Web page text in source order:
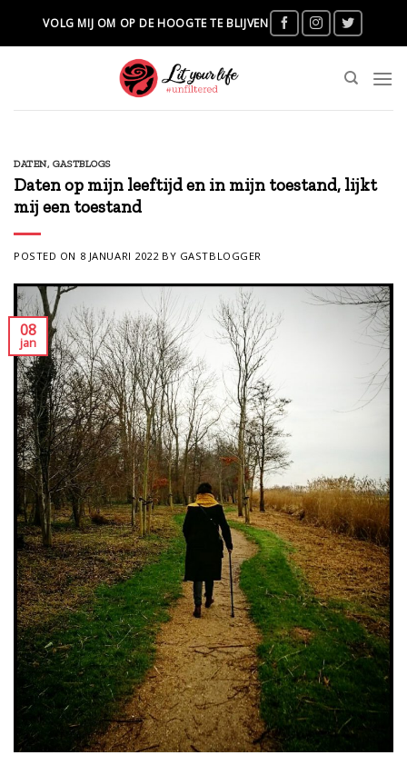
VOLG MIJ OM OP DE HOOGTE TE BLIJVEN
DATEN, GASTBLOGS
Daten op mijn leeftijd en in mijn toestand, lijkt
mij een toestand
POSTED ON 8 JANUARI 2022 BY GASTBLOGGER
08
jan